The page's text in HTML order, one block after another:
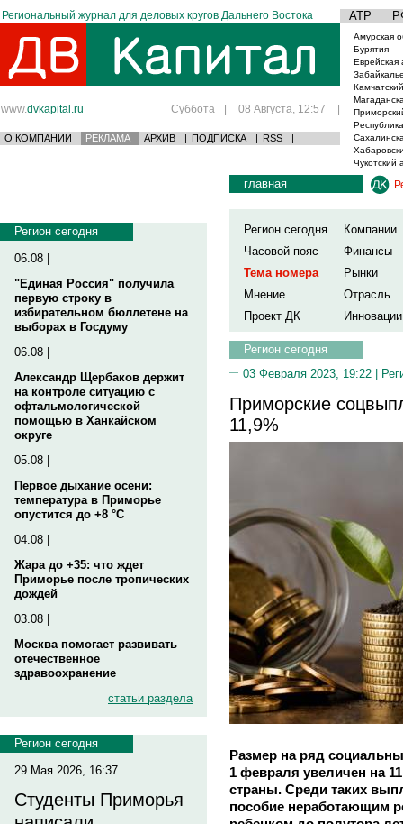
Региональный журнал для деловых кругов Дальнего Востока АТР
www.dvkapital.ru Суббота | 08 Августа, 12:57 |
О КОМПАНИИ РЕКЛАМА АРХИВ | ПОДПИСКА | RSS |
Амурская
Бурятия
Еврейская
Чукотский
Регион сегодня
06.08 |
"Единая Россия" получила
первую строку в
избирательном бюллетене на
выборах в Госдуму
06.08 |
Александр Щербаков держит
на контроле ситуацию с
офтальмологической
помощью в Ханкайском
округе
05.08 |
Первое дыхание осени:
температура в Приморье
опустится до +8 °C
04.08 |
Жара до +35: что ждет
Приморье после тропических
дождей
03.08 |
Москва помогает развивать
отечественное
здравоохранение
статьи раздела
Регион сегодня
29 Мая 2026, 16:37
Студенты Приморья
главная
Регион сегодня
Компании
Часовой пояс
Финансы
Тема номера
Рынки
Мнение
Отрасль
Проект ДК
Инновации
Регион сегодня
03 Февраля 2023, 19:22 |
Приморские
11,9%
Размер на ряд
1 февраля увеличен на
страны. Среди таких
пособие неработающим